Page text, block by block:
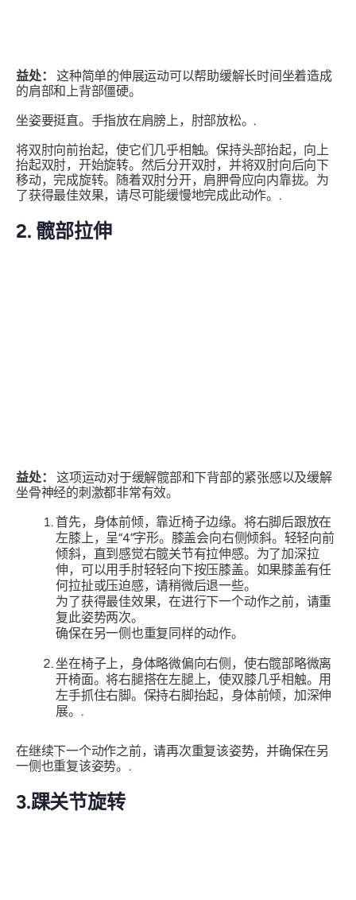
益处：
这种简单的伸展运动可以帮助缓解长时间坐着造成
的肩部和上背部僵硬。
坐姿要挺直。手指放在肩膀上，肘部放松。.
将双肘向前抬起，使它们几乎相触。保持头部抬起，向上
抬起双肘，开始旋转。然后分开双肘，并将双肘向后向下
移动，完成旋转。随着双肘分开，肩胛骨应向内靠拢。为
了获得最佳效果，请尽可能缓慢地完成此动作。.
2. 髋部拉伸
益处：
这项运动对于缓解髋部和下背部的紧张感以及缓解
坐骨神经的刺激都非常有效。
首先，身体前倾，靠近椅子边缘。将右脚后跟放在
左膝上，呈“4”字形。膝盖会向右侧倾斜。轻轻向前
倾斜，直到感觉右髋关节有拉伸感。为了加深拉
伸，可以用手肘轻轻向下按压膝盖。如果膝盖有任
何拉扯或压迫感，请稍微后退一些。
为了获得最佳效果，在进行下一个动作之前，请重
复此姿势两次。
确保在另一侧也重复同样的动作。
坐在椅子上，身体略微偏向右侧，使右髋部略微离
开椅面。将右腿搭在左腿上，使双膝几乎相触。用
左手抓住右脚。保持右脚抬起，身体前倾，加深伸
展。.
在继续下一个动作之前，请再次重复该姿势，并确保在另
一侧也重复该姿势。.
3.踝关节旋转